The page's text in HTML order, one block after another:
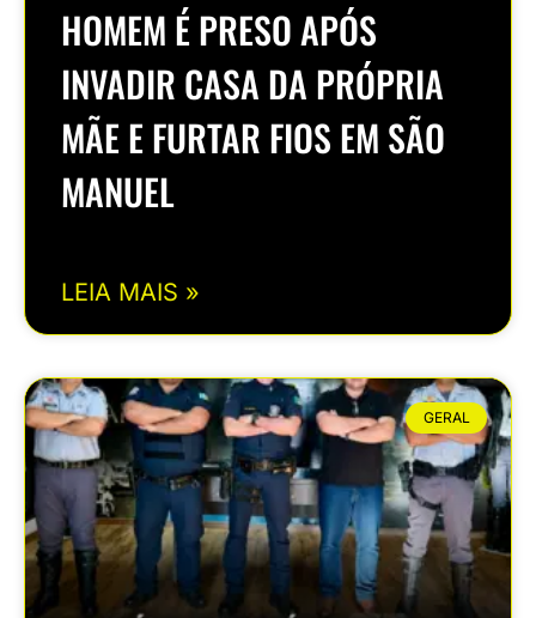
HOMEM É PRESO APÓS
INVADIR CASA DA PRÓPRIA
MÃE E FURTAR FIOS EM SÃO
MANUEL
LEIA MAIS »
GERAL